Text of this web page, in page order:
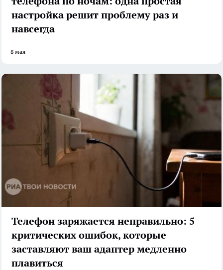
настройка решит проблему раз и
навсегда
8 мая
Телефон заряжается неправильно: 5
критических ошибок, которые
заставляют ваш адаптер медленно
плавиться